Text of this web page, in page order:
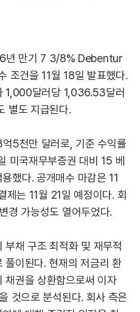
년 만기 7 3/8% Debentur
조건을 11월 18일 발표했다.
1,000달러당 1,036.53달러
별도 지급된다.
5천만 달러로, 기준 수익률
미국재무부증권 대비 15 베
했다. 공개매수 마감은 11
는 11월 21일 예정이다. 회
경 가능성도 열어두었다.
부채 구조 최적화 및 재무적
풀이된다. 현재의 저금리 환
채권을 상환함으로써 이자
것으로 분석된다. 회사 측은